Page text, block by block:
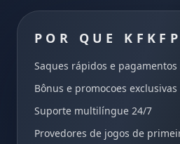
POR QUE
Saques rápidos e pagamentos
Bônus e promocoes exclusivas
Suporte multilíngue 24/7
Provedores de jogos de